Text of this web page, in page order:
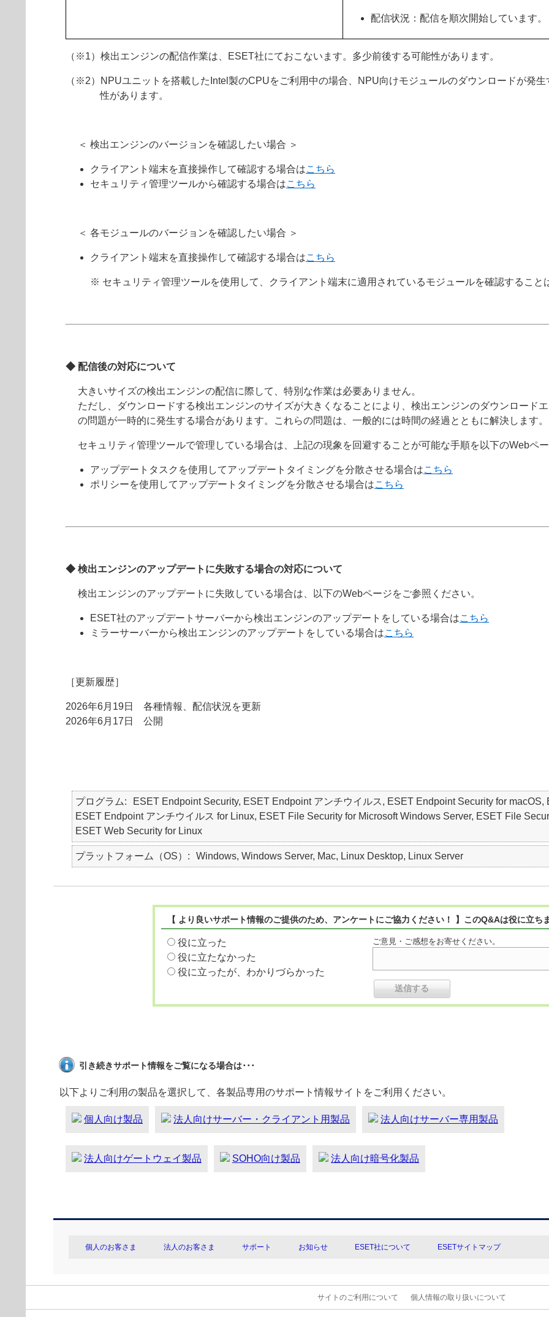
配信状況：配信を順次開始しています。
（※1）検出エンジンの配信作業は、ESET社にておこないます。多少前後する可能性があります。
（※2）NPUユニットを搭載したIntel製のCPUをご利用中の場合、NPU向けモジュールのダウンロードが発
性があります。
＜ 検出エンジンのバージョンを確認したい場合 ＞
クライアント端末を直接操作して確認する場合はこちら
セキュリティ管理ツールから確認する場合はこちら
＜ 各モジュールのバージョンを確認したい場合 ＞
クライアント端末を直接操作して確認する場合はこちら
※ セキュリティ管理ツールを使用して、クライアント端末に適用されているモジュールを確認すること
◆ 配信後の対応について
大きいサイズの検出エンジンの配信に際して、特別な作業は必要ありません。
ただし、ダウンロードする検出エンジンのサイズが大きくなることにより、検出エンジンのダウンロード
の問題が一時的に発生する場合があります。これらの問題は、一般的には時間の経過とともに解決します。
セキュリティ管理ツールで管理している場合は、上記の現象を回避することが可能な手順を以下のWebペ
アップデートタスクを使用してアップデートタイミングを分散させる場合はこちら
ポリシーを使用してアップデートタイミングを分散させる場合はこちら
◆ 検出エンジンのアップデートに失敗する場合の対応について
検出エンジンのアップデートに失敗している場合は、以下のWebページをご参照ください。
ESET社のアップデートサーバーから検出エンジンのアップデートをしている場合はこちら
ミラーサーバーから検出エンジンのアップデートをしている場合はこちら
［更新履歴］
2026年6月19日 各種情報、配信状況を更新
2026年6月17日 公開
プログラム
ESET Endpoint Security, ESET Endpoint アンチウイルス, ESET Endpoint Security for
ESET Endpoint アンチウイルス for Linux, ESET File Security for Microsoft Windows Server, ESET File
ESET Web Security for Linux
プラットフォーム（OS） Windows, Windows Server, Mac, Linux Desktop, Linux Server
【 より良いサポート情報のご提供のため、アンケートにご協力ください！ 】このQ&Aは役に立ち
役に立った
役に立たなかった
役に立ったが、わかりづらかった
ご意見・ご感想をお寄せください。
引き続きサポート情報をご覧になる場合は･･･
以下よりご利用の製品を選択して、各製品専用のサポート情報サイトをご利用ください。
個人向け製品 法人向けサーバー・クライアント用製品 法人向けサーバー専用製品
法人向けゲートウェイ製品 SOHO向け製品 法人向け暗号化製品
個人のお客さま 法人のお客さま サポート お知らせ ESET社について ESETサイトマップ
サイトのご利用について 個人情報の取り扱いについて